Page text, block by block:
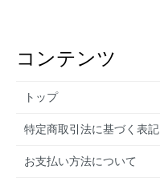
コンテンツ
トップ
特定商取引法に基づく表記
お支払い方法について